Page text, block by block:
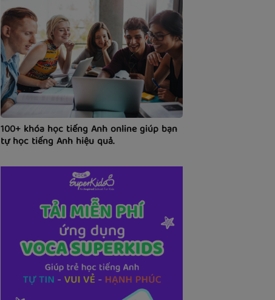
100+ khóa học tiếng Anh online giúp bạn
tự học tiếng Anh hiệu quả.